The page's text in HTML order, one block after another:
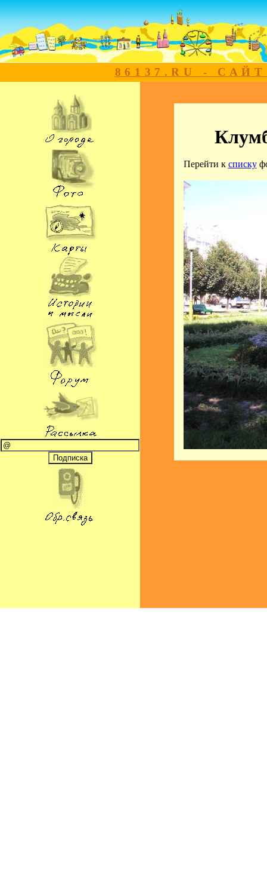
86137.RU -
Перейти к списку